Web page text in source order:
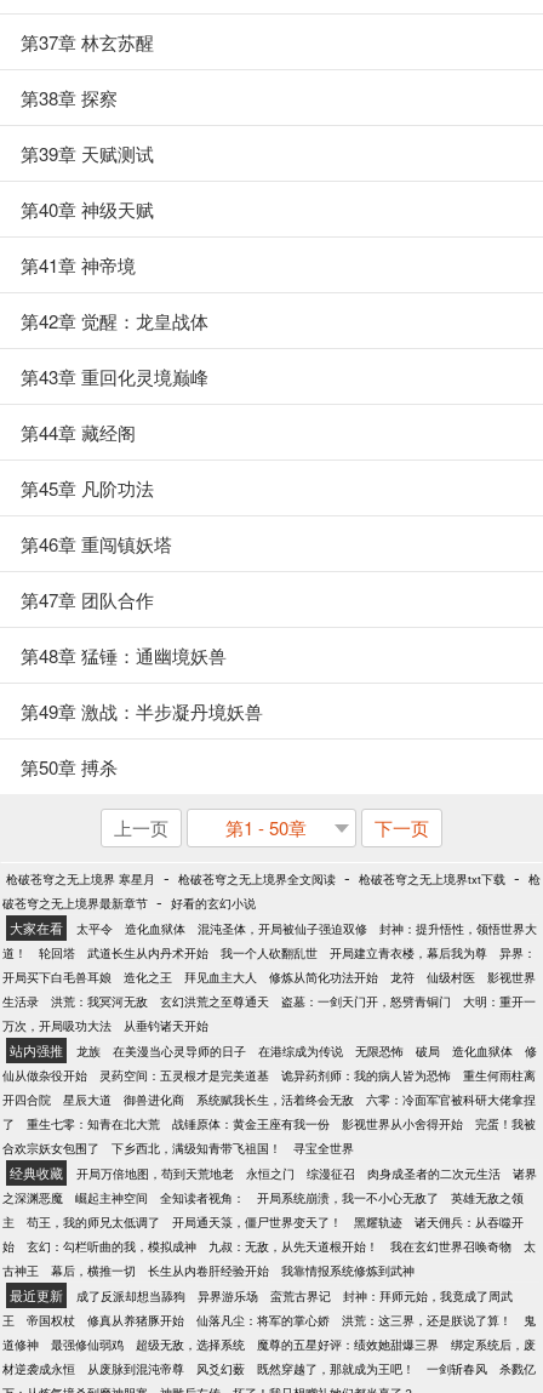
第37章 林玄苏醒
第38章 探察
第39章 天赋测试
第40章 神级天赋
第41章 神帝境
第42章 觉醒：龙皇战体
第43章 重回化灵境巅峰
第44章 藏经阁
第45章 凡阶功法
第46章 重闯镇妖塔
第47章 团队合作
第48章 猛锤：通幽境妖兽
第49章 激战：半步凝丹境妖兽
第50章 搏杀
上一页 第1 - 50章 下一页
枪破苍穹之无上境界 寒星月 - 枪破苍穹之无上境界全文阅读 - 枪破苍穹之无上境界txt下载 - 枪
破苍穹之无上境界最新章节 - 好看的玄幻小说
大家在看 太平令 造化血狱体 混沌圣体，开局被仙子强迫双修
封神：提升悟性，领悟世界大
道！
轮回塔 武道长生从内丹术开始 我一个人砍翻乱世 开局建立青衣楼，幕后我为尊
异界：
开局买下白毛兽耳娘
造化之王 拜见血主大人 修炼从简化功法开始 龙符 仙级村医
影视世界
生活录
洪荒：我冥河无敌 玄幻洪荒之至尊通天 盗墓：一剑天门开，怒劈青铜门
大明：重开一
万次，开局吸功大法
从垂钓诸天开始
站内强推 龙族 在美漫当心灵导师的日子 在港综成为传说 无限恐怖 破局 造化血狱体
修
仙从做杂役开始
灵药空间：五灵根才是完美道基 诡异药剂师：我的病人皆为恐怖
重生何雨柱离
开四合院
星辰大道 御兽进化商 系统赋我长生，活着终会无敌
六零：冷面军官被科研大佬拿捏
了
重生七零：知青在北大荒 战锤原体：黄金王座有我一份 影视世界从小舍得开始
完蛋！我被
合欢宗妖女包围了
下乡西北，满级知青带飞祖国！ 寻宝全世界
经典收藏 开局万倍地图，苟到天荒地老 永恒之门 综漫征召 肉身成圣者的二次元生活
诸界
之深渊恶魔
崛起主神空间 全知读者视角： 开局系统崩溃，我一不小心无敌了
英雄无敌之领
主
苟王，我的师兄太低调了 开局通天箓，僵尸世界变天了！ 黑耀轨迹
诸天佣兵：从吞噬开
始
玄幻：勾栏听曲的我，模拟成神 九叔：无敌，从先天道根开始！ 我在玄幻世界召唤奇物
太
古神王
幕后，横推一切 长生从内卷肝经验开始 我靠情报系统修炼到武神
最近更新 成了反派却想当舔狗 异界游乐场 蛮荒古界记
封神：拜师元始，我竟成了周武
王
帝国权杖 修真从养猪豚开始 仙落凡尘：将军的掌心娇 洪荒：这三界，还是朕说了算！
鬼
道修神
最强修仙弱鸡 超级无敌，选择系统 魔尊的五星好评：绩效她甜爆三界
绑定系统后，废
材逆袭成永恒
从废脉到混沌帝尊 风爻幻薮 既然穿越了，那就成为王吧！ 一剑斩春风
杀戮亿